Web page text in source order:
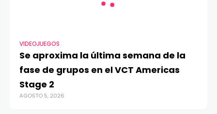
VIDEOJUEGOS
Se aproxima la última semana de la
fase de grupos en el VCT Americas
Stage 2
AGOSTO 5, 2026